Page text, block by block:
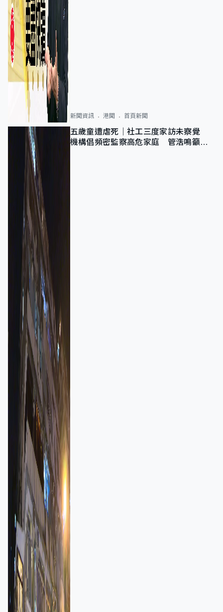
新聞資訊 港聞 首頁新聞
五歲童遭虐死｜社工三度家訪未察覺
機構倡頻密監察高危家庭 管浩鳴籲加